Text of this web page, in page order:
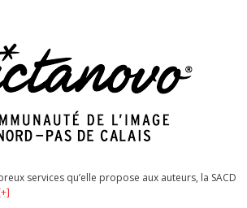
services qu’elle propose aux auteurs, la SACD